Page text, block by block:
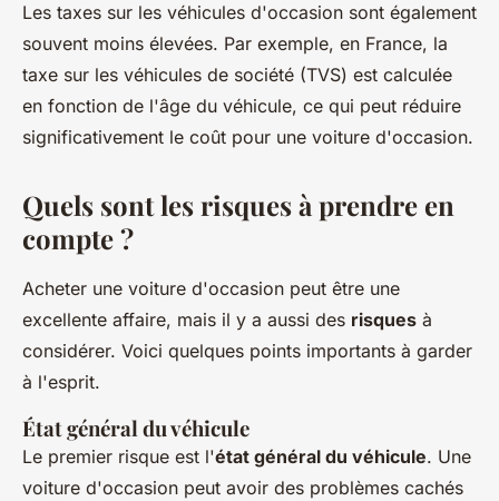
Les taxes sur les véhicules d'occasion sont également
souvent moins élevées. Par exemple, en France, la
taxe sur les véhicules de société (TVS) est calculée
en fonction de l'âge du véhicule, ce qui peut réduire
significativement le coût pour une voiture d'occasion.
Quels sont les risques à prendre en
compte ?
Acheter une voiture d'occasion peut être une
excellente affaire, mais il y a aussi des risques à
considérer. Voici quelques points importants à garder
à l'esprit.
État général du véhicule
Le premier risque est l'état général du véhicule. Une
voiture d'occasion peut avoir des problèmes cachés